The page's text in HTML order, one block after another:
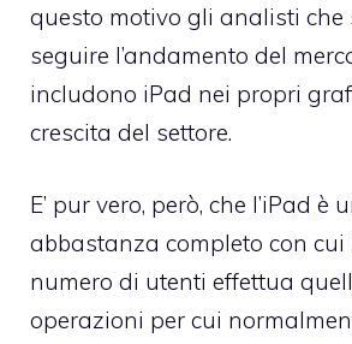
questo motivo gli analisti che
seguire l’andamento del
includono iPad nei propri
crescita del settore.
E’ pur vero, però, che l’iPad è
abbastanza completo con cui
numero di utenti effettua
operazioni per cui